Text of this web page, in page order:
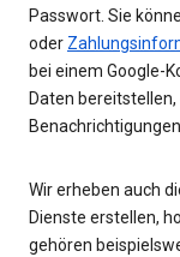
Passwort. Sie
oder
bei einem Google-
Daten
Wir erheben auch
Dienste erstellen,
gehören